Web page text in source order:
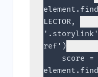
LECTOR,
ref')